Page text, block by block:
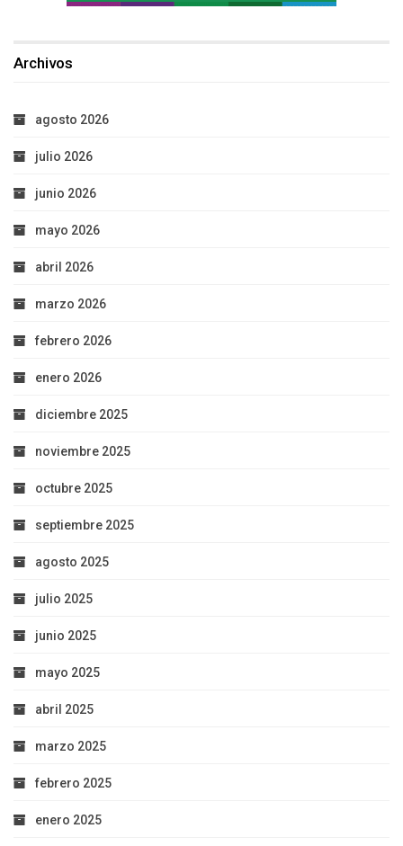
Archivos
agosto 2026
julio 2026
junio 2026
mayo 2026
abril 2026
marzo 2026
febrero 2026
enero 2026
diciembre 2025
noviembre 2025
octubre 2025
septiembre 2025
agosto 2025
julio 2025
junio 2025
mayo 2025
abril 2025
marzo 2025
febrero 2025
enero 2025